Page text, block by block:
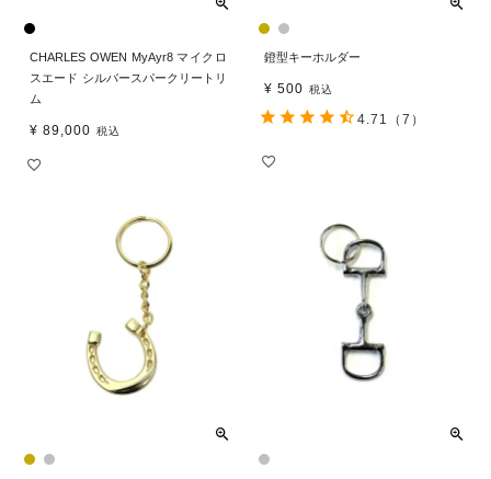
CHARLES OWEN MyAyr8 マイクロ
スエード シルバースパークリートリ
ム
¥ 89,000 税込
鐙型キーホルダー
¥ 500 税込
4.71 （7）